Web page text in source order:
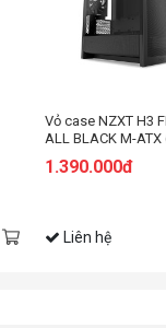
Vỏ case NZXT H3
ALL BLACK M-ATX
1.390.000đ
Liên hệ